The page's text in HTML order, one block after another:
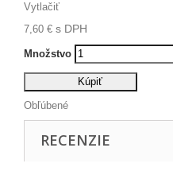
Vytlačiť
7,60 € s DPH
Množstvo
Kúpiť
Obľúbené
RECENZIE